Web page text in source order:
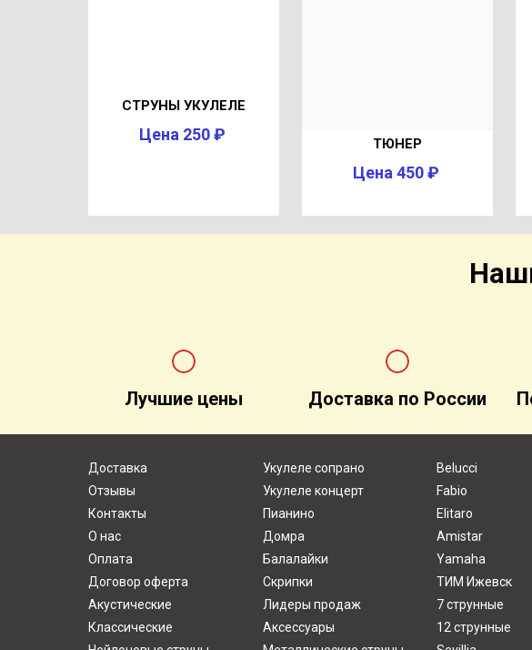
СТРУНЫ УКУЛЕЛЕ
Цена 250 ₽
ТЮНЕР
Цена 450 ₽
Лучшие цены Доставка по России
Доставка
Отзывы
Контакты
О нас
Оплата
Договор оферта
Акустические
Классические
Укулеле сопрано
Укулеле концерт
Пианино
Домра
Балалайки
Скрипки
Лидеры продаж
Аксессуары
Belucci
Fabio
Elitaro
Amistar
Yamaha
ТИМ Ижевск
7 струнные
12 струнные